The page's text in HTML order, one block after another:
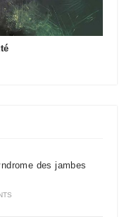
des jambes